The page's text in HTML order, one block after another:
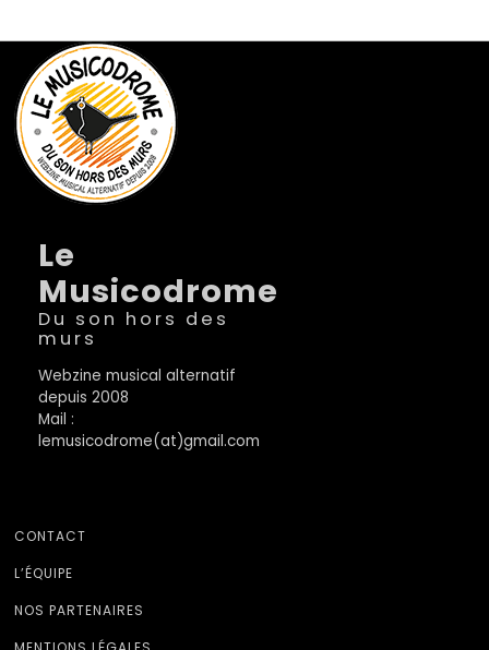
Le
Musicodrome
Du son hors des
murs
Webzine musical alternatif
depuis 2008
Mail :
lemusicodrome(at)gmail.com
CONTACT
L’ÉQUIPE
NOS PARTENAIRES